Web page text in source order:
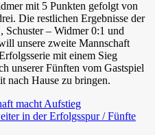
mit 5 Punkten gefolgt von
Die restlichen Ergebnisse der
Schuster – Widmer 0:1 und
unsere zweite Mannschaft
mit einem Sieg
unserer Fünften vom Gastspiel
nach Hause zu bringen.
macht Aufstieg
in der Erfolgsspur / Fünfte